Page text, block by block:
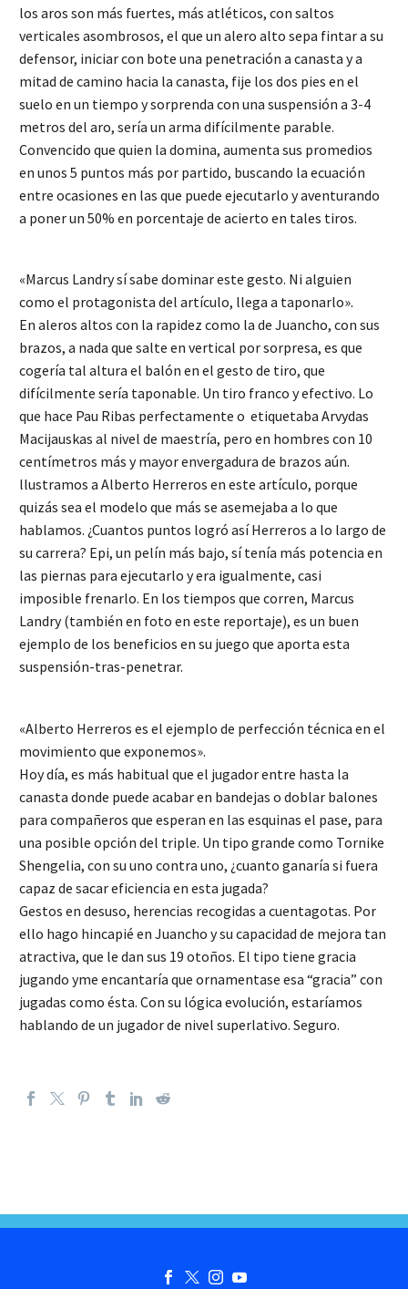
los aros son más fuertes, más atléticos, con saltos
verticales asombrosos, el que un alero alto sepa fintar a su
defensor, iniciar con bote una penetración a canasta y a
mitad de camino hacia la canasta, fije los dos pies en el
suelo en un tiempo y sorprenda con una suspensión a 3-4
metros del aro, sería un arma difícilmente parable.
Convencido que quien la domina, aumenta sus promedios
en unos 5 puntos más por partido, buscando la ecuación
entre ocasiones en las que puede ejecutarlo y aventurando
a poner un 50% en porcentaje de acierto en tales tiros.
«Marcus Landry sí sabe dominar este gesto. Ni alguien
como el protagonista del artículo, llega a taponarlo».
En aleros altos con la rapidez como la de Juancho, con sus
brazos, a nada que salte en vertical por sorpresa, es que
cogería tal altura el balón en el gesto de tiro, que
difícilmente sería taponable. Un tiro franco y efectivo. Lo
que hace Pau Ribas perfectamente o etiquetaba Arvydas
Macijauskas al nivel de maestría, pero en hombres con 10
centímetros más y mayor envergadura de brazos aún.
llustramos a Alberto Herreros en este artículo, porque
quizás sea el modelo que más se asemejaba a lo que
hablamos. ¿Cuantos puntos logró así Herreros a lo largo de
su carrera? Epi, un pelín más bajo, sí tenía más potencia en
las piernas para ejecutarlo y era igualmente, casi
imposible frenarlo. En los tiempos que corren, Marcus
Landry (también en foto en este reportaje), es un buen
ejemplo de los beneficios en su juego que aporta esta
suspensión-tras-penetrar.
«Alberto Herreros es el ejemplo de perfección técnica en el
movimiento que exponemos».
Hoy día, es más habitual que el jugador entre hasta la
canasta donde puede acabar en bandejas o doblar balones
para compañeros que esperan en las esquinas el pase, para
una posible opción del triple. Un tipo grande como Tornike
Shengelia, con su uno contra uno, ¿cuanto ganaría si fuera
capaz de sacar eficiencia en esta jugada?
Gestos en desuso, herencias recogidas a cuentagotas. Por
ello hago hincapié en Juancho y su capacidad de mejora tan
atractiva, que le dan sus 19 otoños. El tipo tiene gracia
jugando yme encantaría que ornamentase esa “gracia” con
jugadas como ésta. Con su lógica evolución, estaríamos
hablando de un jugador de nivel superlativo. Seguro.